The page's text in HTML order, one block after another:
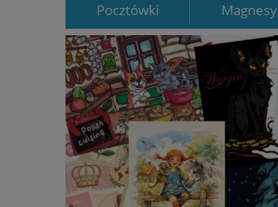
Pocztówki Magnesy